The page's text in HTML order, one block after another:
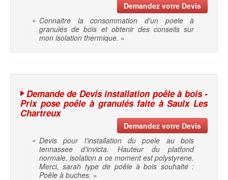
Demandez votre Devis
« Connaitre la consommation d'un poele à
granulés de bois et obtenir des conseils sur
mon isolation thermique. »
Demande de Devis installation poêle à bois -
Prix pose poêle à granulés faite à Saulx Les
Chartreux
Demandez votre Devis
« Devis pour l'installation du poele au bois
tennassee d'invicta. Hauteur du platfond
normale, isolation a ce moment est polystyrene.
Merci, sarah type de poêle à bois souhaité :
Poêle à buches. »